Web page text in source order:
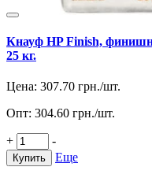
Кнауф HP Finish,
25 кг.
Цена: 307.70 грн./шт.
Опт: 304.60 грн./шт.
+ -
Купить Еще